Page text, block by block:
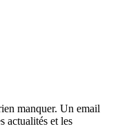
manquer. Un email
actualités et les